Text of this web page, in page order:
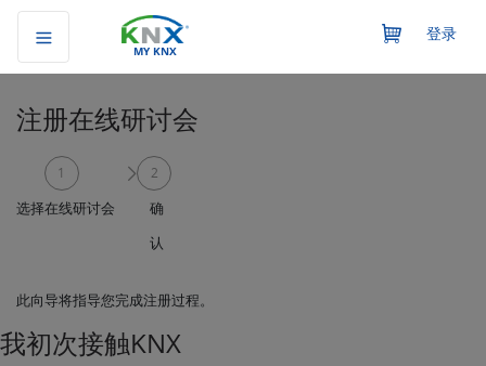
MY KNX
登录
注册在线研讨会
1
选择在线研讨会
2
确
认
此向导将指导您完成注册过程。
我初次接触KNX